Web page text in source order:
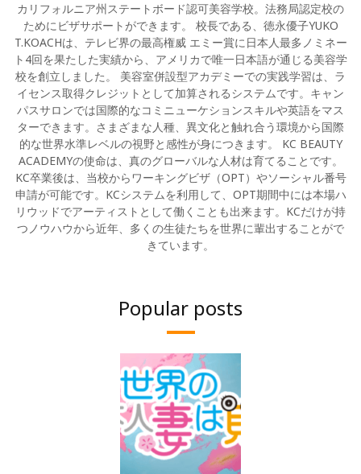
カリフォルニア州ステートボード認可美容学校。法務局認定校の
ためにビザサポートができます。 校長である、徳永優子YUKO
T.KOACHは、テレビ界の最高権威 エミー賞に日本人最多ノミネー
ト4回を果たした実績から、アメリカで唯一日本語が通じる美容学
校を創立しました。 美容室併設型アカデミーでの実践学習は、ラ
イセンス取得クレジットとして加算されるシステムです。キャン
パスサロンでは国際的なコミニューケションスキルや英語をマス
ターできます。さまざまな人種、異文化と触れ合う環境から国際
的な世界水準レベルの視野と感性が身につきます。 KC BEAUTY
ACADEMYの使命は、真のグローバルな人材は育てることです。
KC卒業後は、当校からワーキングビザ（OPT）やソーシャル番号
申請が可能です。KCシステムを利用して、OPT期間中には本場ハ
リウッドでアーティストとして働くことも出来ます。KCだけが持
つノウハウから近年、多くの生徒たちを世界に輩出することがで
きています。
Popular posts